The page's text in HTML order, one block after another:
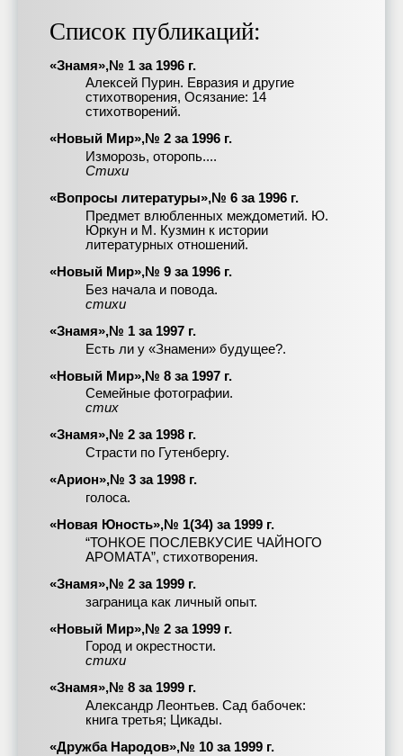
Список публикаций:
«Знамя»,№ 1 за 1996 г.
Алексей Пурин. Евразия и другие
стихотворения, Осязание: 14
стихотворений.
«Новый Мир»,№ 2 за 1996 г.
Изморозь, оторопь....
Стихи
«Вопросы литературы»,№ 6 за 1996 г.
Предмет влюбленных междометий. Ю.
Юркун и М. Кузмин к истории
литературных отношений.
«Новый Мир»,№ 9 за 1996 г.
Без начала и повода.
стихи
«Знамя»,№ 1 за 1997 г.
Есть ли у «Знамени» будущее?.
«Новый Мир»,№ 8 за 1997 г.
Семейные фотографии.
стих
«Знамя»,№ 2 за 1998 г.
Страсти по Гутенбергу.
«Арион»,№ 3 за 1998 г.
голоса.
«Новая Юность»,№ 1(34) за 1999 г.
“ТОНКОЕ ПОСЛЕВКУСИЕ ЧАЙНОГО
АРОМАТА”, стихотворения.
«Знамя»,№ 2 за 1999 г.
заграница как личный опыт.
«Новый Мир»,№ 2 за 1999 г.
Город и окрестности.
стихи
«Знамя»,№ 8 за 1999 г.
Александр Леонтьев. Сад бабочек:
книга третья; Цикады.
«Дружба Народов»,№ 10 за 1999 г.